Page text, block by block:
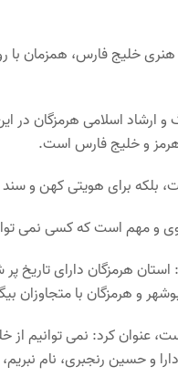
هنری خلیج فارس، همزمان
هرمز و خلیج فارس است.
بلکه برای هویتی کهن
و مهم است که کسی نمی
هرمزگان دارای تاریخ
متجاوزان بیگانه بیش از 5 قرن
عنوان کرد: نمی توانیم
حسین رنجبری، نام نبریم،